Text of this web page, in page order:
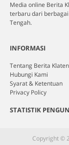
Media online Berita
terbaru dari berbagai
Tengah.
INFORMASI
Tentang Berita Klaten
Hubungi Kami
Syarat & Ketentuan
Privacy Policy
STATISTIK
Copyright ©